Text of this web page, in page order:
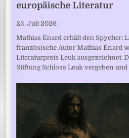
europäische Literatur
23. Juli 2026
Mathias Énard erhält den Spycher:
französische Autor Mathias Énard
Literaturpreis Leuk ausgezeichnet.
Stiftung Schloss Leuk vergeben